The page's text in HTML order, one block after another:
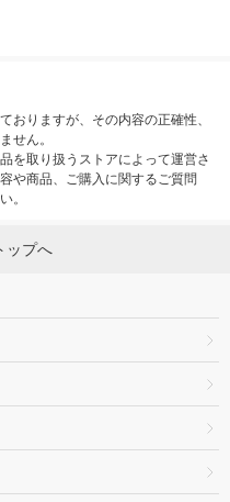
おりますが、その内容の正確性、
せん。
を取り扱うストアによって運営さ
や商品、ご購入に関するご質問
。
ップへ